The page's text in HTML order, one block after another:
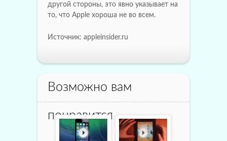
другой стороны, это явно указывает на
то, что Apple хороша не во всем.
Источник: appleinsider.ru
Возможно вам
понравится